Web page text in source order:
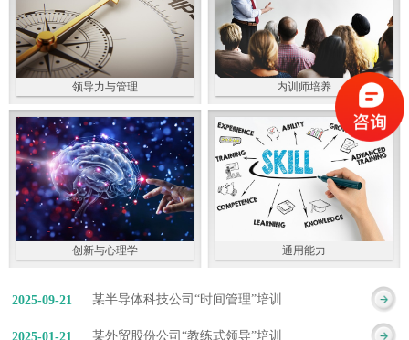
领导力与管理 内训师培养
创新与心理学 通用能力
某半导体科技公司“时间管理”培训
2025-09-21
某外贸股份公司“教练式领导”培训
2025-01-21